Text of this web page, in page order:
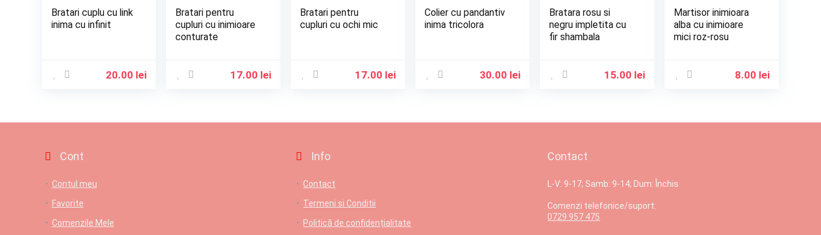
Bratari cuplu cu link
inima cu infinit
20.00 lei
Bratari pentru
cupluri cu inimioare
conturate
17.00 lei
Bratari pentru
cupluri cu ochi mic
17.00 lei
Colier cu pandantiv
inima tricolora
30.00 lei
Bratara rosu si
negru impletita cu
fir shambala
15.00 lei
Martisor inimioara
alba cu inimioare
mici roz-rosu
8.00 lei
Cont
Contul meu
Favorite
Comenzile Mele
Info
Contact
Termeni si Conditii
Politică de confidențialitate
Contact
L-V: 9-17; Samb: 9-14; Dum: Închis
Comenzi telefonice/suport:
0729 957 475